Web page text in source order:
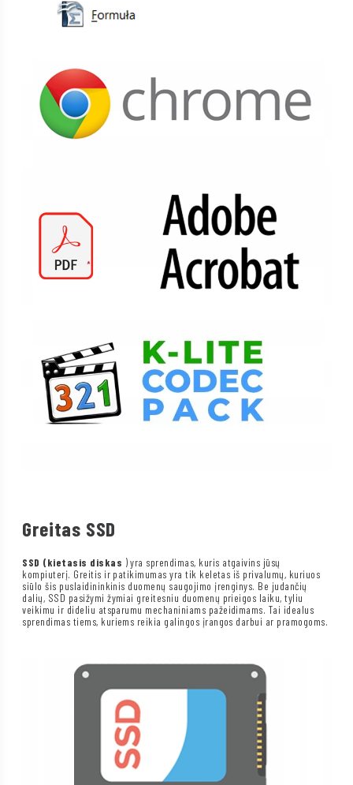
Greitas SSD
SSD (kietasis diskas ) yra sprendimas, kuris atgaivins jūsų
kompiuterį. Greitis ir patikimumas yra tik keletas iš privalumų, kuriuos
siūlo šis puslaidininkinis duomenų saugojimo įrenginys. Be judančių
dalių, SSD pasižymi žymiai greitesniu duomenų prieigos laiku, tyliu
veikimu ir dideliu atsparumu mechaniniams pažeidimams. Tai idealus
sprendimas tiems, kuriems reikia galingos įrangos darbui ar pramogoms.